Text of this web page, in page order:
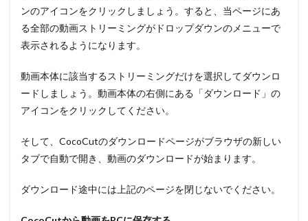
ンのアイコンをクリックしましょう。すると、当ページにあ
る全部の動画ストリーミングがドロップダウンのメニューで
表示されるようになります。
動画本体に該当するストリーミングだけを選択してダウンロ
ードしましょう。動画本体の右側にある「ダウンロード」の
アイコンをクリックしてください。
そして、CocoCutのダウンロードページがブラウザの新しい
タブで自動で開き、動画のダウンロードが始まります。
ダウンロード途中には上記のページを閉じないでください。